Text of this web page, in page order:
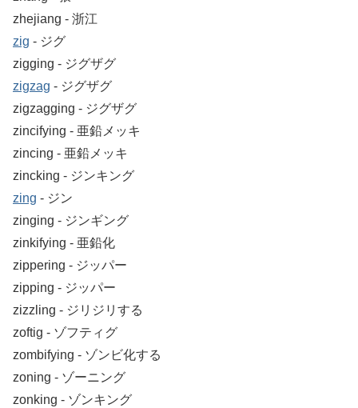
zhejiang ‐ 浙江
zig ‐ ジグ
zigging ‐ ジグザグ
zigzag ‐ ジグザグ
zigzagging ‐ ジグザグ
zincifying ‐ 亜鉛メッキ
zincing ‐ 亜鉛メッキ
zincking ‐ ジンキング
zing ‐ ジン
zinging ‐ ジンギング
zinkifying ‐ 亜鉛化
zippering ‐ ジッパー
zipping ‐ ジッパー
zizzling ‐ ジリジリする
zoftig ‐ ゾフティグ
zombifying ‐ ゾンビ化する
zoning ‐ ゾーニング
zonking ‐ ゾンキング